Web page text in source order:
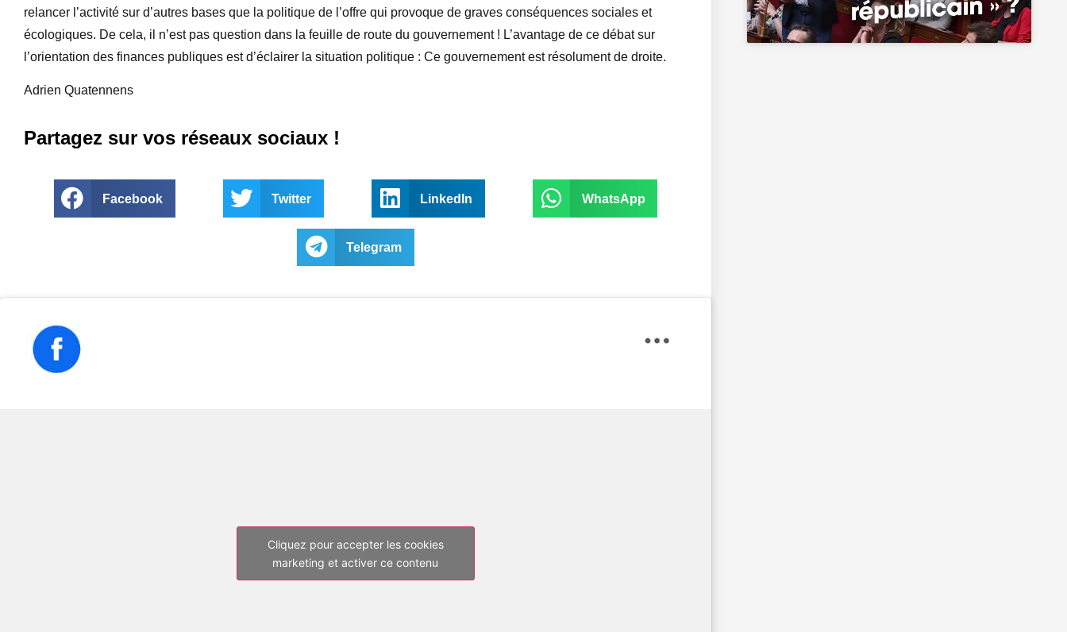
relancer l’activité sur d’autres bases que la politique de l’offre qui provoque de graves conséquences sociales et
écologiques. De cela, il n’est pas question dans la feuille de route du gouvernement ! L’avantage de ce débat sur
l’orientation des finances publiques est d’éclairer la situation politique : Ce gouvernement est résolument de droite.
Adrien Quatennens
Partagez sur vos réseaux sociaux !
Facebook Twitter LinkedIn WhatsApp
Telegram
Cliquez pour accepter les cookies
marketing et activer ce contenu